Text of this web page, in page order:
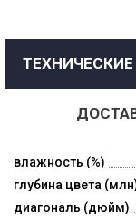
влажность (%)
глубина цвета
диагональ (дюйм)